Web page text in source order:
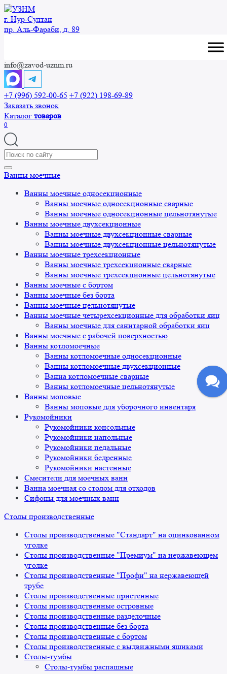
Перейти
к
содержанию
г. Нур-Cултан
пр. Аль-Фараби, д. 89
info@zavod-uznm.ru
+7 (996) 592-00-65 +7 (922) 198-69-89
Заказать звонок
Каталог товаров
0
Search
for:
Ванны моечные
Ванны моечные односекционные
Ванны моечные односекционные сварные
Ванны моечные односекционные цельнотянутые
Ванны моечные двухсекционные
Ванны моечные двухсекционные сварные
Ванны моечные двухсекционные цельнотянутые
Ванны моечные трехсекционные
Ванны моечные трехсекционные сварные
Ванны моечные трехсекционные цельнотянутые
Ванны моечные с бортом
Ванны моечные без борта
Ванны моечные цельнотянутые
Ванны моечные четырехсекционные для обработки яиц
Ванны моечные для санитарной обработки яиц
Ванны моечные с рабочей поверхностью
Ванны котломоечные
Ванны котломоечные односекционные
Ванны котломоечные двухсекционные
Ванна котломоечные сварные
Ванны котломоечные цельнотянутые
Ванны моповые
Ванны моповые для уборочного инвентаря
Рукомойники
Рукомойники консольные
Рукомойники напольные
Рукомойники педальные
Рукомойники бедренные
Рукомойники настенные
Смесители для моечных ванн
Ванна моечная со столом для отходов
Сифоны для моечных ванн
Столы производственные
Столы производственные "Стандарт" на оцинкованном
уголке
Столы производственные "Премиум" на нержавеющем
уголке
Столы производственные "Профи" на нержавеющей
трубе
Столы производственные пристенные
Столы производственные островные
Столы производственные разделочные
Столы производственные без борта
Столы производственные с бортом
Столы производственные с выдвижными ящиками
Столы-тумбы
Столы-тумбы распашные